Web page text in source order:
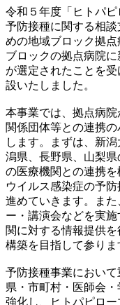
令和５年度「ヒトパ
予防接種に関する相
めの地域ブロック拠
ブロックの拠点病院
が選定されたことを
設いたしました。
本事業では、拠点病院
関係団体等との連携
します。まずは、新
潟県、長野県、山梨
の医療機関との連携
ウイルス感染症の予
進めていきます。ま
ー・講演会などを実
関に対する情報提供
構築を目指して参りま
予防接種事業におい
県・市町村・医師会
強化し、ヒトパピロ